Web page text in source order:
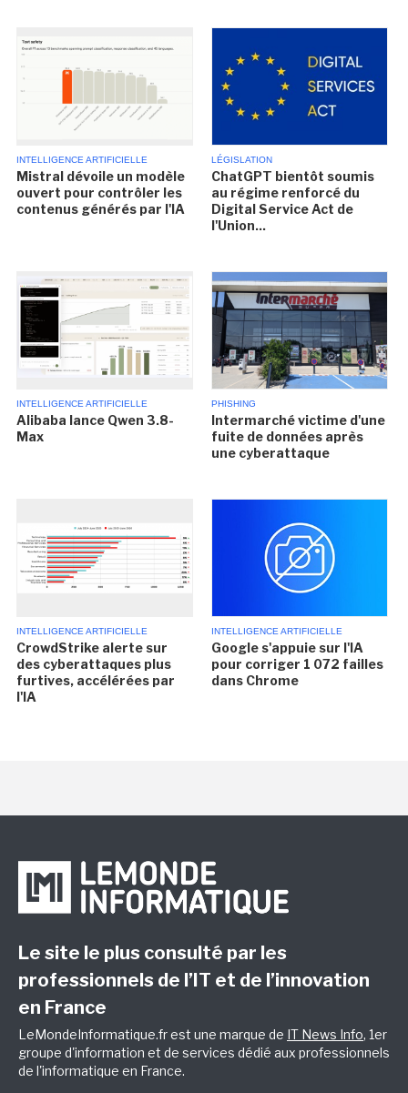
INTELLIGENCE ARTIFICIELLE
Mistral dévoile un modèle
ouvert pour contrôler les
contenus générés par l'IA
LÉGISLATION
ChatGPT bientôt soumis
au régime renforcé du
Digital Service Act de
l'Union...
INTELLIGENCE ARTIFICIELLE
Alibaba lance Qwen 3.8-
Max
PHISHING
Intermarché victime d'une
fuite de données après
une cyberattaque
INTELLIGENCE ARTIFICIELLE
CrowdStrike alerte sur
des cyberattaques plus
furtives, accélérées par
l'IA
INTELLIGENCE ARTIFICIELLE
Google s'appuie sur l'IA
pour corriger 1 072 failles
dans Chrome
Le site le plus consulté par les
professionnels de l’IT et de l’innovation
en France
LeMondeInformatique.fr est une marque de IT News Info, 1er
groupe d'information et de services dédié aux professionnels
de l'informatique en France.